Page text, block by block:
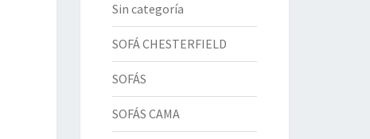
Sin categoría
SOFÁ CHESTERFIELD
SOFÁS
SOFÁS CAMA